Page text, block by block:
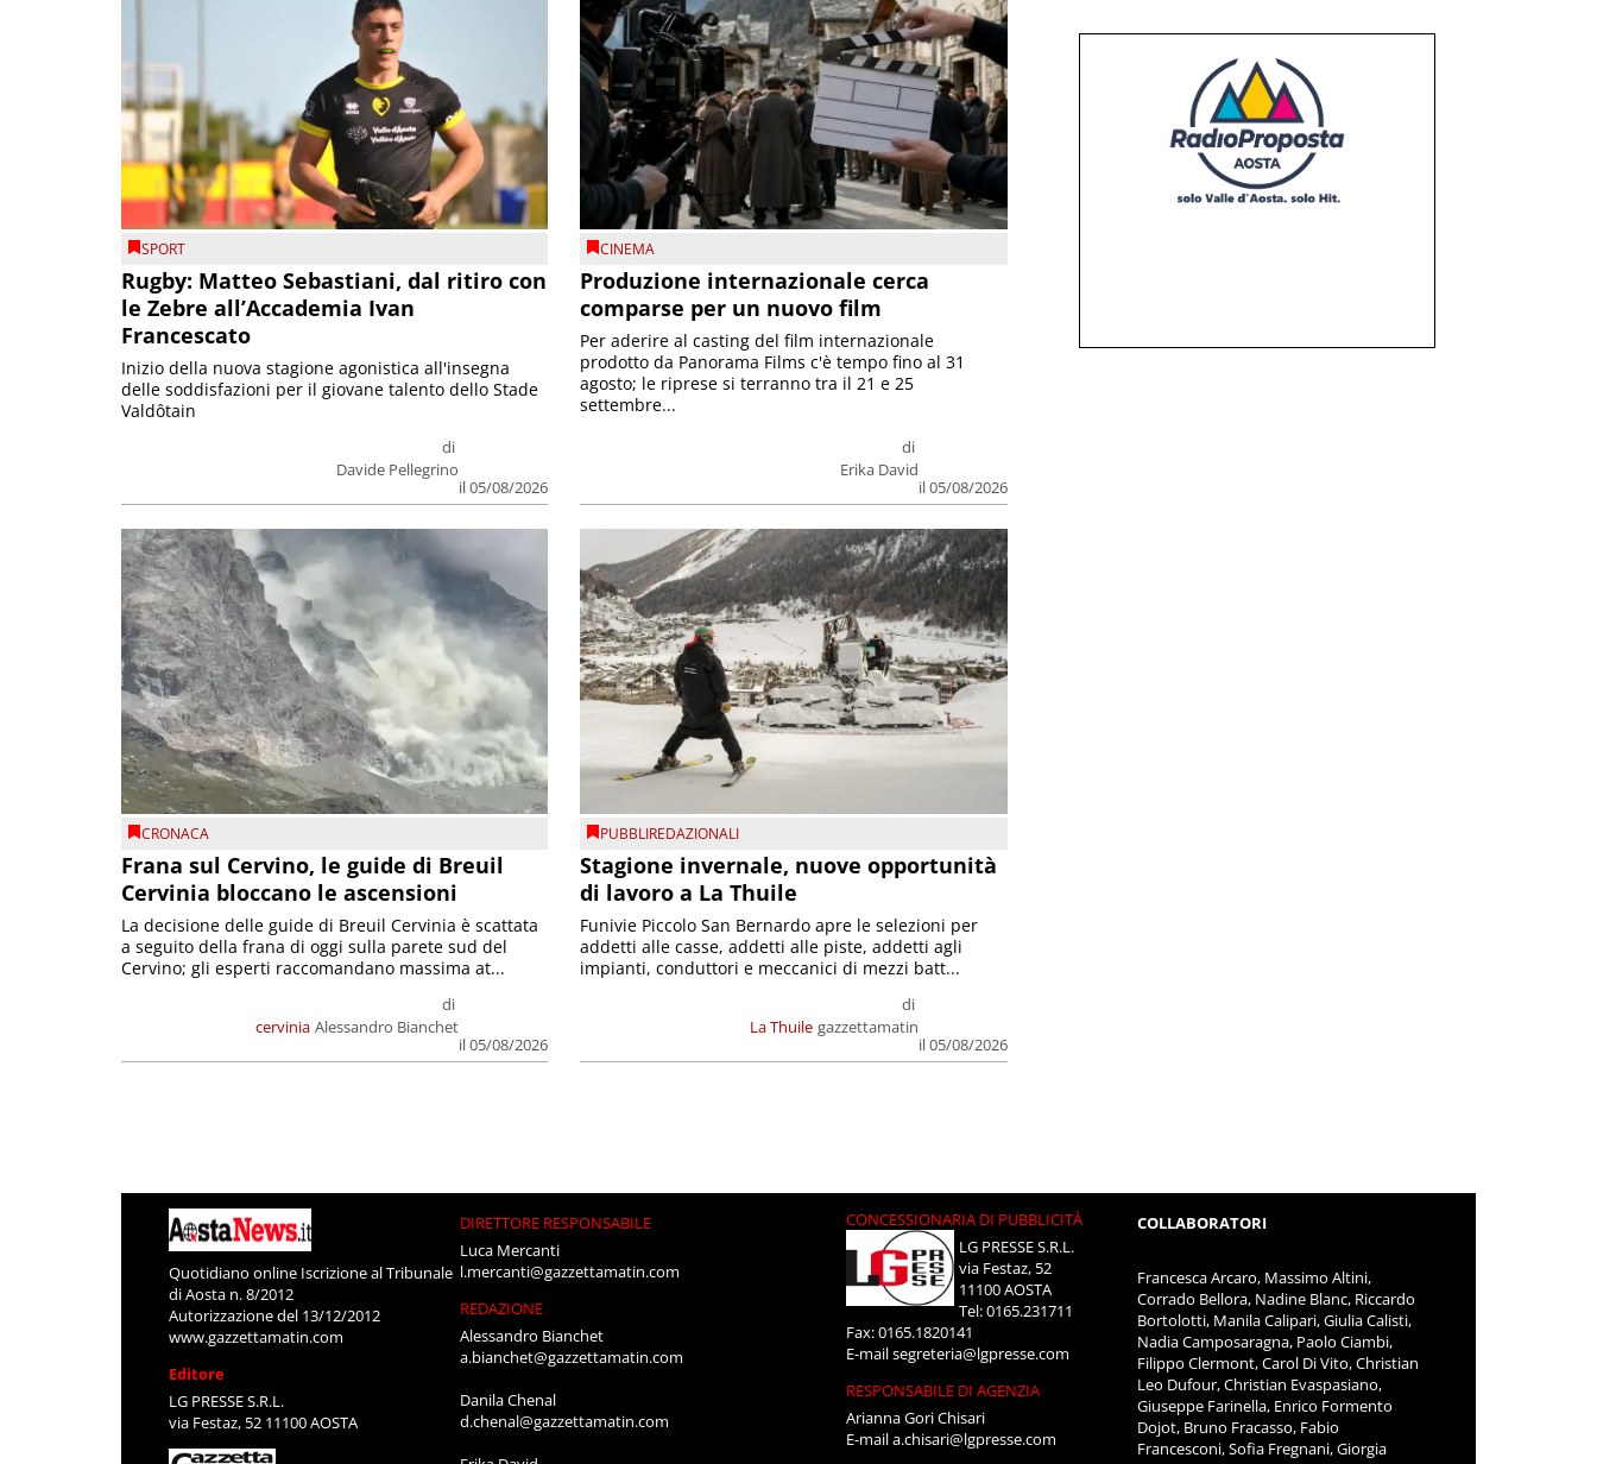
SPORT
Rugby: Matteo Sebastiani, dal ritiro con
le Zebre all’Accademia Ivan
Francescato
di
Davide Pellegrino
il 05/08/2026
Inizio della nuova stagione agonistica all'insegna
delle soddisfazioni per il giovane talento dello Stade
Valdôtain
CINEMA
Produzione internazionale cerca
comparse per un nuovo film
di
Erika David
il 05/08/2026
Per aderire al casting del film internazionale
prodotto da Panorama Films c'è tempo fino al 31
agosto; le riprese si terranno tra il 21 e 25
settembre...
CRONACA
Frana sul Cervino, le guide di Breuil
Cervinia bloccano le ascensioni
cervinia
di
Alessandro Bianchet
il 05/08/2026
La decisione delle guide di Breuil Cervinia è scattata
a seguito della frana di oggi sulla parete sud del
Cervino; gli esperti raccomandano massima at...
PUBBLIREDAZIONALI
Stagione invernale, nuove opportunità
di lavoro a La Thuile
La Thuile
di
gazzettamatin
il 05/08/2026
Funivie Piccolo San Bernardo apre le selezioni per
addetti alle casse, addetti alle piste, addetti agli
impianti, conduttori e meccanici di mezzi batt...
Quotidiano online Iscrizione al Tribunale
di Aosta n. 8/2012
Autorizzazione del 13/12/2012
www.gazzettamatin.com
Editore
LG PRESSE S.R.L.
via Festaz, 52 11100 AOSTA
DIRETTORE RESPONSABILE
Luca Mercanti
l.mercanti@gazzettamatin.com
REDAZIONE
Alessandro Bianchet
a.bianchet@gazzettamatin.com
Danila Chenal
d.chenal@gazzettamatin.com
CONCESSIONARIA DI PUBBLICITÀ
LG PRESSE S.R.L.
via Festaz, 52
11100 AOSTA
Tel: 0165.231711
Fax: 0165.1820141
E-mailsegreteria@lgpresse.com
RESPONSABILE DI AGENZIA
Arianna Gori Chisari
E-maila.chisari@lgpresse.com
COLLABORATORI
Francesca Arcaro, Massimo Altini,
Corrado Bellora, Nadine Blanc, Riccardo
Bortolotti, Manila Calipari, Giulia Calisti,
Nadia Camposaragna, Paolo Ciambi,
Filippo Clermont, Carol Di Vito, Christian
Leo Dufour, Christian Evaspasiano,
Giuseppe Farinella, Enrico Formento
Dojot, Bruno Fracasso, Fabio
Francesconi, Sofia Fregnani, Giorgia